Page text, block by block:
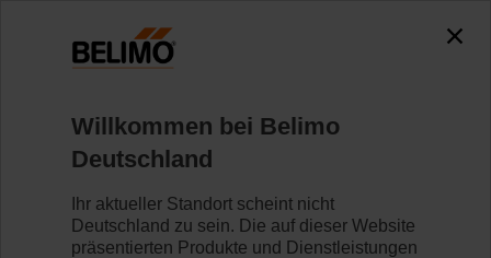
C215QP-B/CQK24A-MPL/Z
Mehr erfahren
Willkommen bei Belimo
Deutschland
Ihr aktueller Standort scheint nicht
Deutschland zu sein. Die auf dieser Website
präsentierten Produkte und Dienstleistungen